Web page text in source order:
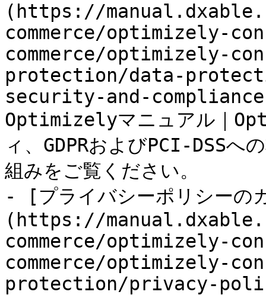
(https://
commerce/optimizely-
commerce/optimizely-
protection/data-
security-and-
Optimizelyマニュアル｜
ィ、GDPRおよびPCI-DSSへ
組みをご覧ください。
- [プライバシーポリシーの
(https://
commerce/optimizely-
commerce/optimizely-
protection/privacy-